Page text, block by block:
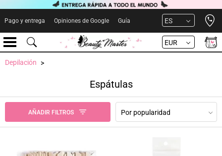
Pago y entrega Opiniones de Google Guía ES
EUR
Depilación
Espátulas
AÑADIR FILTROS Por popularidad